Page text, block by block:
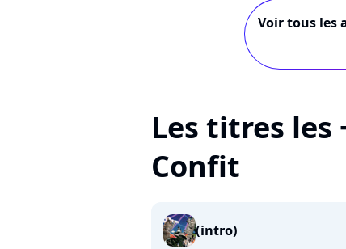
Voir tous les
Les titres les
Confit
(intro)